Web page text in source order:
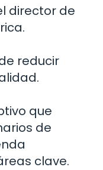
director de
reducir
que
de
clave.